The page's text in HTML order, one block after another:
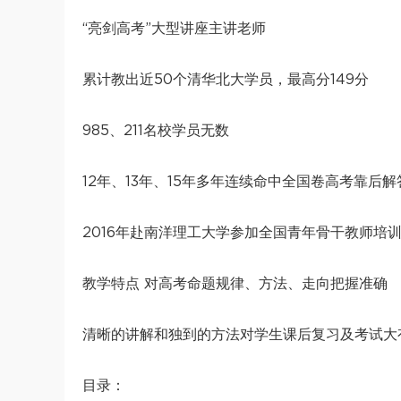
“亮剑高考”大型讲座主讲老师
累计教出近50个清华北大学员，最高分149分
985、211名校学员无数
12年、13年、15年多年连续命中全国卷高考靠后解
2016年赴南洋理工大学参加全国青年骨干教师培训
教学特点 对高考命题规律、方法、走向把握准确
清晰的讲解和独到的方法对学生课后复习及考试大
目录：